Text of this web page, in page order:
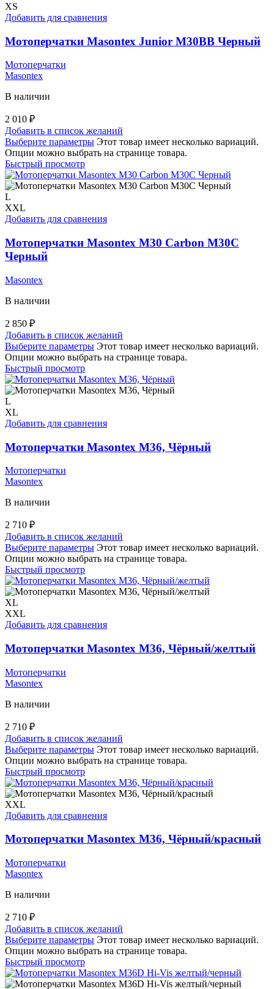
XS
Добавить для сравнения
Мотоперчатки Masontex Junior M30BB Черный
Мотоперчатки
Masontex
В наличии
2 010 ₽
Добавить в список желаний
Выберите параметры Этот товар имеет несколько вариаций.
Опции можно выбрать на странице товара.
Быстрый просмотр
L
XXL
Добавить для сравнения
Мотоперчатки Masontex M30 Carbon M30C
Черный
Masontex
В наличии
2 850 ₽
Добавить в список желаний
Выберите параметры Этот товар имеет несколько вариаций.
Опции можно выбрать на странице товара.
Быстрый просмотр
L
XL
Добавить для сравнения
Мотоперчатки Masontex M36, Чёрный
Мотоперчатки
Masontex
В наличии
2 710 ₽
Добавить в список желаний
Выберите параметры Этот товар имеет несколько вариаций.
Опции можно выбрать на странице товара.
Быстрый просмотр
XL
XXL
Добавить для сравнения
Мотоперчатки Masontex M36, Чёрный/желтый
Мотоперчатки
Masontex
В наличии
2 710 ₽
Добавить в список желаний
Выберите параметры Этот товар имеет несколько вариаций.
Опции можно выбрать на странице товара.
Быстрый просмотр
XXL
Добавить для сравнения
Мотоперчатки Masontex M36, Чёрный/красный
Мотоперчатки
Masontex
В наличии
2 710 ₽
Добавить в список желаний
Выберите параметры Этот товар имеет несколько вариаций.
Опции можно выбрать на странице товара.
Быстрый просмотр